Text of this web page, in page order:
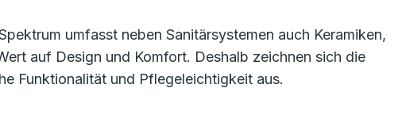
umfasst neben Sanitärsystemen auch Keramiken,
auf Design und Komfort. Deshalb zeichnen sich die
Funktionalität und Pflegeleichtigkeit aus.